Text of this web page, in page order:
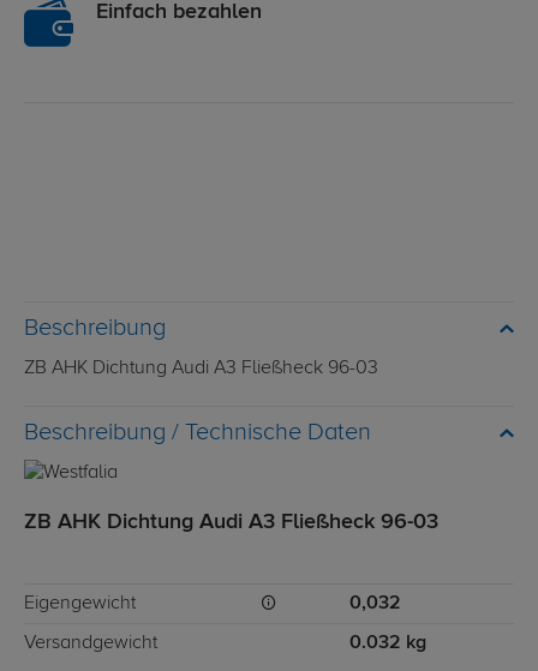
Einfach bezahlen
Beschreibung
ZB AHK Dichtung Audi A3 Fließheck 96-03
Technische Daten
ZB AHK Dichtung Audi A3 Fließheck 96-03
Eigengewicht 0,032
Versandgewicht 0.032 kg